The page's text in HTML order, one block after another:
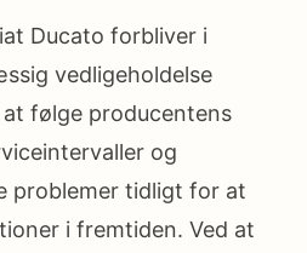
Ducato forbliver i
vedligeholdelse
følge producentens
og
problemer tidligt for at
i fremtiden. Ved at